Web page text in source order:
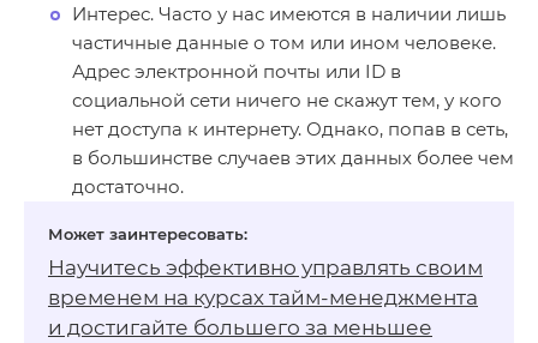
Интерес. Часто у нас имеются в наличии лишь
частичные данные о том или ином человеке.
Адрес электронной почты или ID в
социальной сети ничего не скажут тем, у кого
нет доступа к интернету. Однако, попав в сеть,
в большинстве случаев этих данных более чем
достаточно.
Научитесь эффективно управлять своим
временем на курсах тайм-менеджмента
и достигайте большего за меньшее